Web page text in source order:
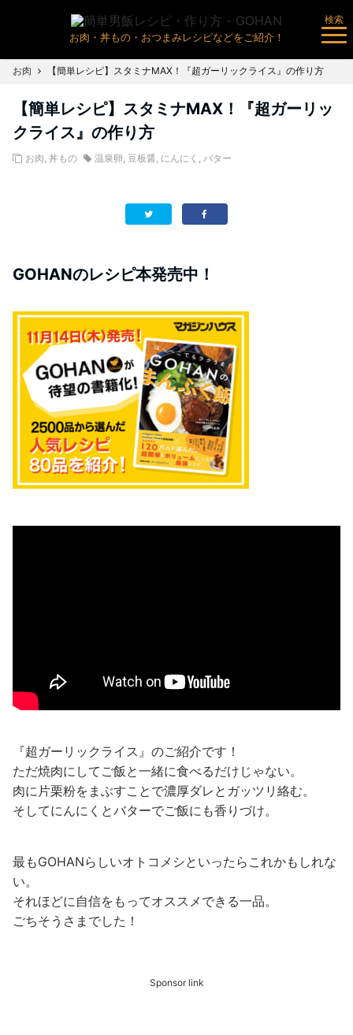
お肉・丼もの・おつまみレシピなどをご紹介！
検索
お肉 【簡単レシピ】スタミナMAX！『超ガーリックライス』の作り方
【簡単レシピ】スタミナMAX！『超ガーリッ
クライス』の作り方
お肉, 丼もの 温泉卵, 豆板醤, にんにく , バター
GOHANのレシピ本発売中！
『超ガーリックライス』のご紹介です！
ただ焼肉にしてご飯と一緒に食べるだけじゃない。
肉に片栗粉をまぶすことで濃厚ダレとガッツリ絡む。
そしてにんにくとバターでご飯にも香りづけ。
最もGOHANらしいオトコメシといったらこれかもしれな
い。
それほどに自信をもってオススメできる一品。
ごちそうさまでした！
Sponsor link